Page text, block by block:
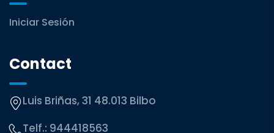
Iniciar Sesión
Contact
Luis Briñas, 31 48.013 Bilbo
Telf.: 944418563